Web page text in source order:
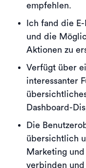
empfehlen.
Ich fand die
und die
Aktionen zu
Verfügt über
interessanter
Dashboard-
Die
übersichtlich
Marketing
verbinden und